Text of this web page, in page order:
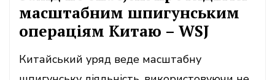
масштабним шпигунським
операціям Китаю – WSJ
Китайський уряд веде масштабну